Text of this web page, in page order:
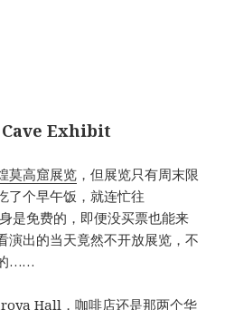
Cave Exhibit
莫高窟展览 ，但展览只有周末限
了个早午饭，就连忙往
是免费的，即便没买票也能来
演出的当天竟然不开放展览，不
……
Hall，咖啡店还是那两个华